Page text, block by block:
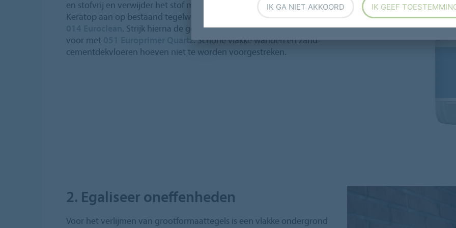
en stofvrij en verwijder het stof met een industriestofzuiger. Breng je
Keratop aan op bestaand tegelwerk, ontvet dit dan eerst grondig met
. Strijk hierna de gereinigde vloer, zodra deze droog is,
voor met
051 Europrimer Quartz. Schone vlakke wanden en zand-
cementdekvloeren hoeven niet te worden voorgestreken.
2. Egaliseer oneffenheden
Voor het verlijmen van grootformaattegels is een vlakke ondergrond
IK GA NIET AKKOORD IK GEEF